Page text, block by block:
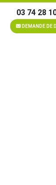
03 74 28
DEMANDE DE